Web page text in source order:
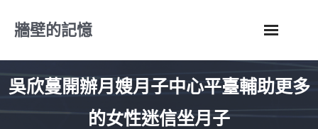
牆壁的記憶
吳欣蔓開辦月嫂月子中心平臺輔助更多
的女性迷信坐月子